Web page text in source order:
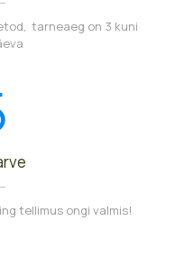
tarneaeg on 3 kuni
tellimus ongi valmis!